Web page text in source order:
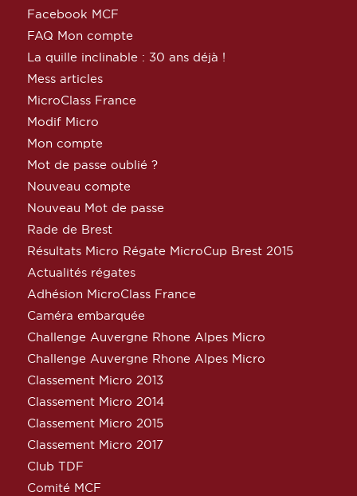
Facebook MCF
FAQ Mon compte
La quille inclinable : 30 ans déjà !
Mess articles
MicroClass France
Modif Micro
Mon compte
Mot de passe oublié ?
Nouveau compte
Nouveau Mot de passe
Rade de Brest
Résultats Micro Régate MicroCup Brest 2015
Actualités régates
Adhésion MicroClass France
Caméra embarquée
Challenge Auvergne Rhone Alpes Micro
Challenge Auvergne Rhone Alpes Micro
Classement Micro 2013
Classement Micro 2014
Classement Micro 2015
Classement Micro 2017
Club TDF
Comité MCF